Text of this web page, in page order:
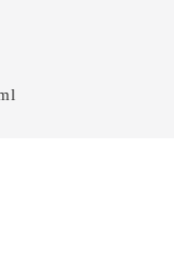
提前预约）
需提前预约）
层1102室萧邦售后
室萧邦售后服务